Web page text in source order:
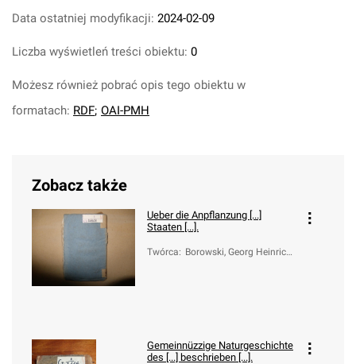
Data ostatniej modyfikacji: 2024-02-09
Liczba wyświetleń treści obiektu: 0
Możesz również pobrać opis tego obiektu w
formatach: RDF; OAI-PMH
Zobacz także
Ueber die Anpflanzung [...]
Staaten [...].
Twórca: Borowski, Georg Heinrich
Gemeinnüzzige Naturgeschichte
des [...] beschrieben [...].